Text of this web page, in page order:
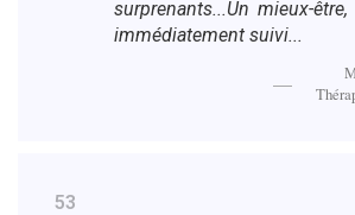
surprenants...Un mieux-
immédiatement suivi...
53